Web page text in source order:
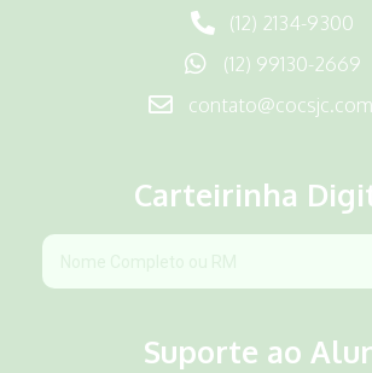
(12) 2134-9300
(12) 99130-2669
Carteirinha
Suporte ao